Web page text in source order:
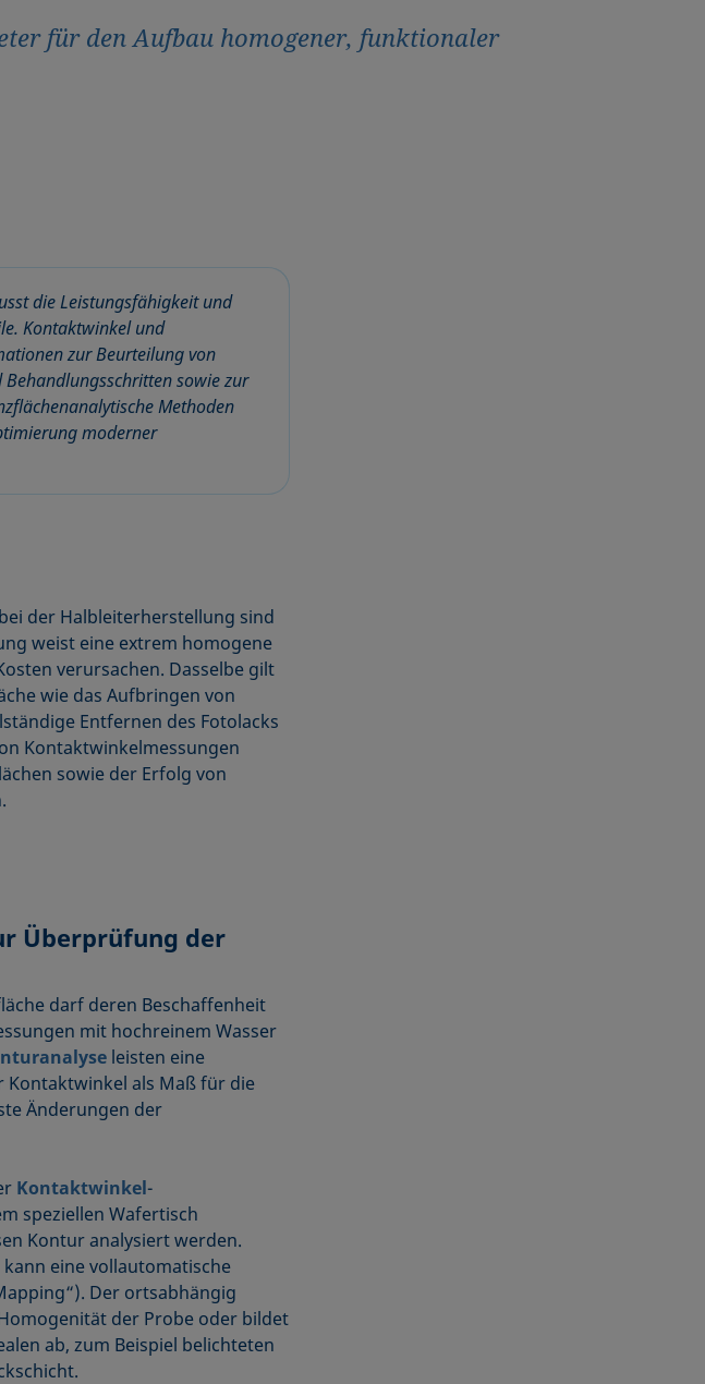
für den Aufbau homogener, funktionaler
die Leistungsfähigkeit und
Kontaktwinkel und
zur Beurteilung von
sowie zur
Methoden
moderner
der Halbleiterherstellung sind
weist eine extrem homogene
verursachen. Dasselbe gilt
wie das Aufbringen von
Entfernen des Fotolacks
Kontaktwinkelmessungen
sowie der Erfolg von
Überprüfung der
darf deren Beschaffenheit
mit hochreinem Wasser
leisten eine
als Maß für die
Änderungen der
Kontaktwinkel-
speziellen Wafertisch
Kontur analysiert werden.
eine vollautomatische
Der ortsabhängig
der Probe oder bildet
ab, zum Beispiel belichteten